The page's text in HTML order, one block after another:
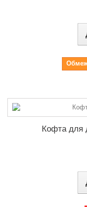
Кофта для